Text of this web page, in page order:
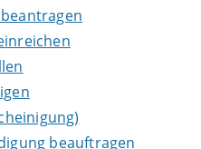
beauftragen